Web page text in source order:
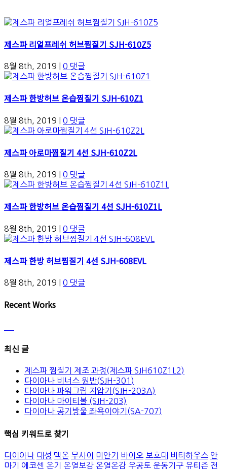
제스파 리얼프레쉬 허브찜질기 SJH-610Z5
8월 8th, 2019 0 댓글
제스파 한방허브 온습찜질기 SJH-610Z1
8월 8th, 2019 0 댓글
제스파 아로마찜질기 4선 SJH-610Z2L
8월 8th, 2019 0 댓글
제스파 한방허브 온습찜질기 4선 SJH-610Z1L
8월 8th, 2019 0 댓글
제스파 한방 허브찜질기 4선 SJH-608EVL
8월 8th, 2019 0 댓글
Recent Works
최신 글
제스파 찜질기 제조 과정(제스파 SJH610Z1L2)
다이아나 비너스 원반(SJH-301)
다이아나 파워그립 지압기(SJH-203A)
다이아나 마이티볼 (SJH-203)
다이아나 공기방울 좌욕이야기(SA-707)
핵심 키워드로 찾기
다이아나 대성 맥온 무사이 미안기 바이오 보호대 비타하우스 안
마기
에코센 온기 온열보감 온열온감 우공토 운동기구 유티즌 전